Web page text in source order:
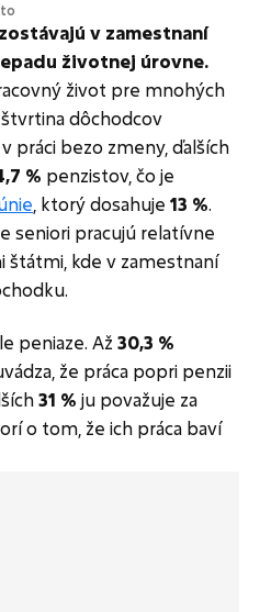
v zamestnaní
životnej úrovne.
život pre mnohých
dôchodcov
práci bezo zmeny, ďalších
% penzistov, čo je
, ktorý dosahuje 13 %.
seniori pracujú relatívne
štátmi, kde v zamestnaní
peniaze. Až 30,3 %
že práca popri penzii
31 % ju považuje za
o tom, že ich práca baví